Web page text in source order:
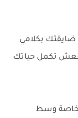
ضايقتك بكلامي
تكمل حياتك
وسط